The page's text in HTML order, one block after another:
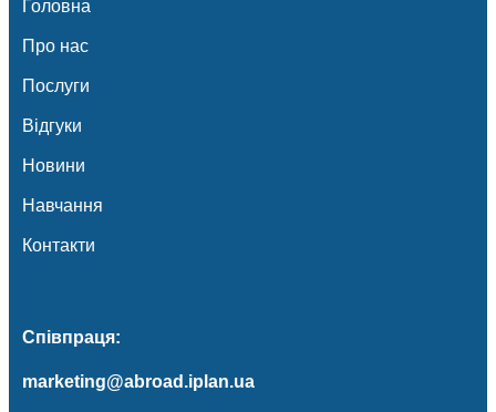
Головна
Про нас
Послуги
Відгуки
Новини
Навчання
Контакти
Співпраця:
marketing@abroad.iplan.ua